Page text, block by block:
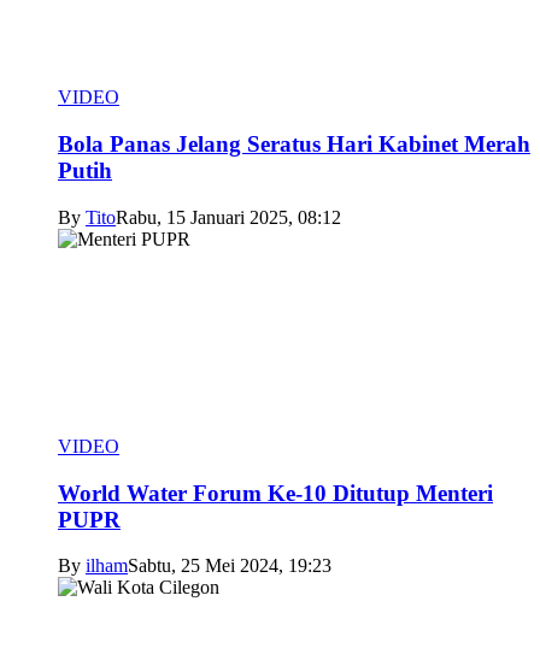
VIDEO
Bola Panas Jelang Seratus Hari Kabinet Merah
Putih
By TitoRabu, 15 Januari 2025, 08:12
VIDEO
World Water Forum Ke-10 Ditutup Menteri
PUPR
By ilhamSabtu, 25 Mei 2024, 19:23